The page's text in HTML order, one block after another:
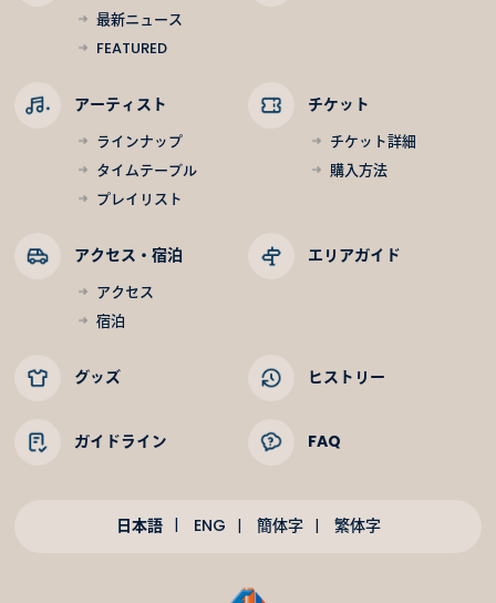
最新ニュース
FEATURED
アーティスト
ラインナップ
タイムテーブル
プレイリスト
チケット
チケット詳細
購入方法
アクセス・宿泊
アクセス
宿泊
エリアガイド
グッズ ヒストリー
ガイドライン FAQ
日本語 ENG 簡体字 繁体字